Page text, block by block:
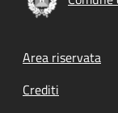
Footer
Area riservata
Crediti